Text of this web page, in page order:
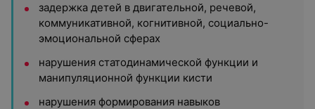
задержка детей в двигательной, речевой,
коммуникативной, когнитивной, социально-
эмоциональной сферах
нарушения статодинамической функции и
манипуляционной функции кисти
нарушения формирования навыков